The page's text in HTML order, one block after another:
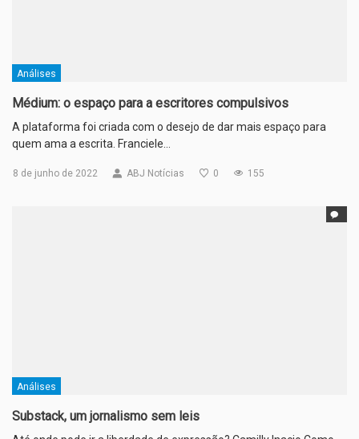
Análises
Médium: o espaço para a escritores compulsivos
A plataforma foi criada com o desejo de dar mais espaço para
quem ama a escrita. Franciele…
8 de junho de 2022 ABJ Notícias 0 155
Análises
Substack, um jornalismo sem leis